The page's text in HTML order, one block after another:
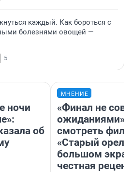
каждый. Как бороться с
болезнями овощей —
5
ночи
об
МНЕНИЕ
«Финал не
ожиданиями»:
смотреть
«Старый орел»
большом
честная